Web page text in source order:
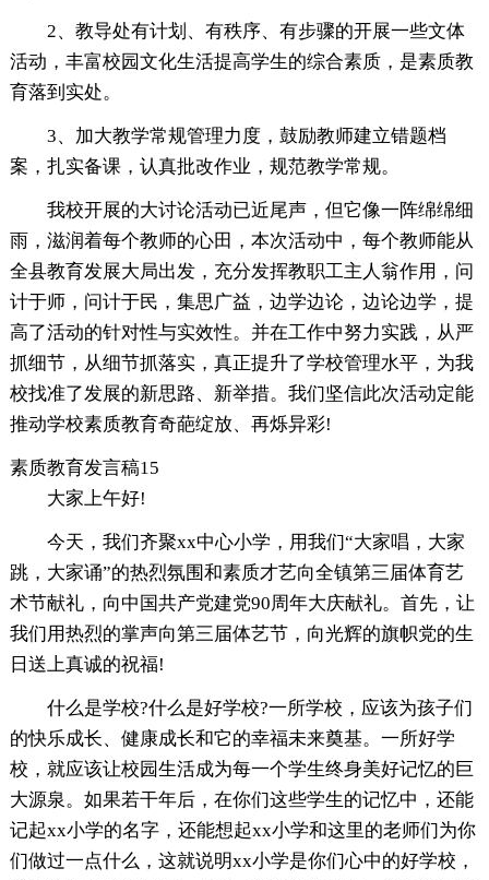
2、教导处有计划、有秩序、有步骤的开展一些文体
活动，丰富校园文化生活提高学生的综合素质，是素质教
育落到实处。
3、加大教学常规管理力度，鼓励教师建立错题档
案，扎实备课，认真批改作业，规范教学常规。
我校开展的大讨论活动已近尾声，但它像一阵绵绵细
雨，滋润着每个教师的心田，本次活动中，每个教师能从
全县教育发展大局出发，充分发挥教职工主人翁作用，问
计于师，问计于民，集思广益，边学边论，边论边学，提
高了活动的针对性与实效性。并在工作中努力实践，从严
抓细节，从细节抓落实，真正提升了学校管理水平，为我
校找准了发展的新思路、新举措。我们坚信此次活动定能
推动学校素质教育奇葩绽放、再烁异彩!
素质教育发言稿15
大家上午好!
今天，我们齐聚xx中心小学，用我们“大家唱，大家
跳，大家诵”的热烈氛围和素质才艺向全镇第三届体育艺
术节献礼，向中国共产党建党90周年大庆献礼。首先，让
我们用热烈的掌声向第三届体艺节，向光辉的旗帜党的生
日送上真诚的祝福!
什么是学校?什么是好学校?一所学校，应该为孩子们
的快乐成长、健康成长和它的幸福未来奠基。一所好学
校，就应该让校园生活成为每一个学生终身美好记忆的巨
大源泉。如果若干年后，在你们这些学生的记忆中，还能
记起xx小学的名字，还能想起xx小学和这里的老师们为你
们做过一点什么，这就说明xx小学是你们心中的好学校，